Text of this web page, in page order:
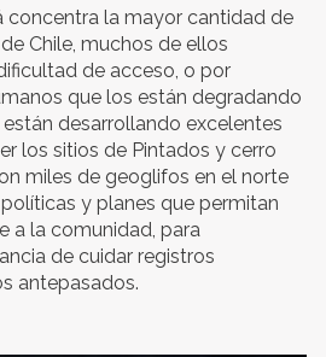
concentra la mayor cantidad de
Chile, muchos de ellos
de acceso, o por
que los están degradando
están desarrollando excelentes
los sitios de Pintados y cerro
miles de geoglifos en el norte
y planes que permitan
a la comunidad, para
de cuidar registros
antepasados.